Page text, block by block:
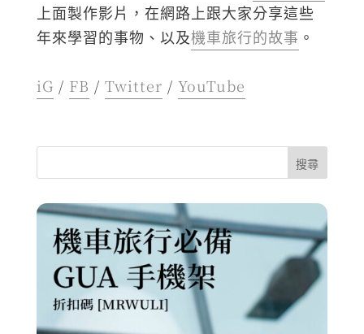
上面製作影片，在網路上跟大家分享這些
年來學習的事物、以及機車旅行的故事 。
iG / FB / Twitter / YouTube